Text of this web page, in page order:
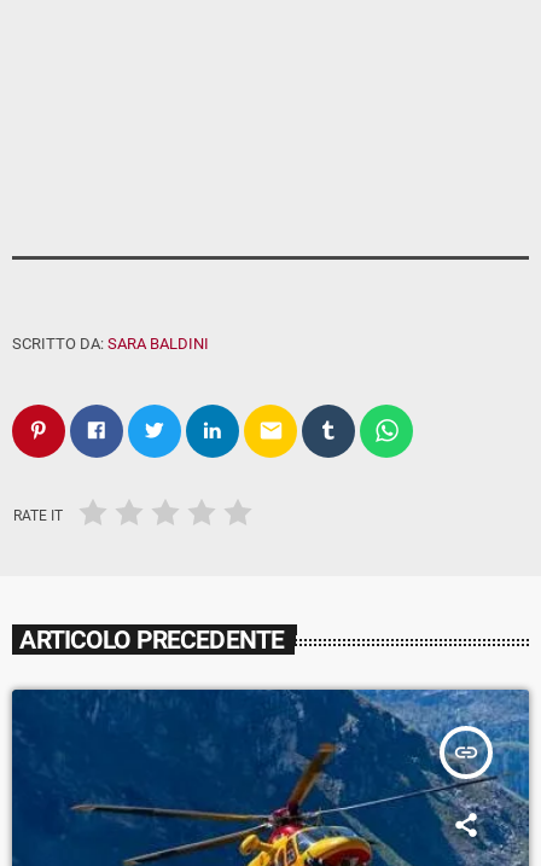
SCRITTO DA: SARA BALDINI
email
RATE IT
ARTICOLO PRECEDENTE
insert_link